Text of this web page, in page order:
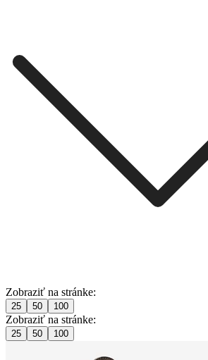
Zobraziť na stránke:
25 50 100
Zobraziť na stránke:
25 50 100